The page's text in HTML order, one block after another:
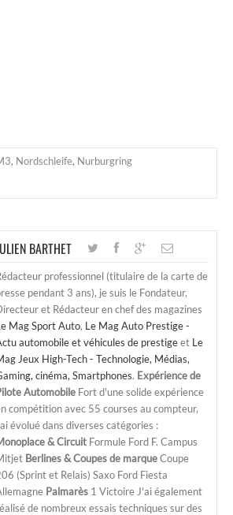
, Nordschleife, Nurburgring
BARTHET
professionnel (titulaire de la carte de
pendant 3 ans), je suis le Fondateur,
et Rédacteur en chef des magazines
Mag Sport Auto, Le Mag Auto Prestige -
automobile et véhicules de prestigeet Le
Jeux High-Tech - Technologie, Médias,
cinéma, Smartphones. Expérience de
Automobile Fort d'une solide expérience
compétition avec 55 courses au compteur,
évolué dans diverses catégories :
& Circuit Formule Ford F. Campus
Berlines & Coupes de marqueCoupe
(Sprint et Relais) Saxo Ford Fiesta
Palmarès 1 Victoire J'ai également
de nombreux essais techniques sur des